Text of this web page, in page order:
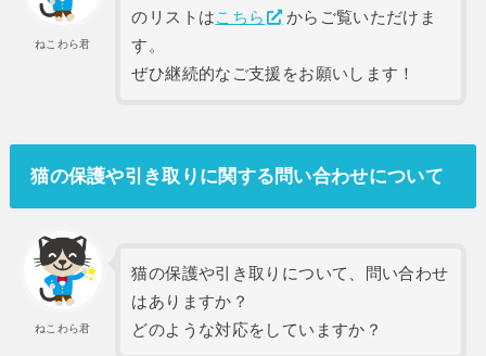
ねこわら君
のリストはこちら
からご覧いただけま
す。
ぜひ継続的なご支援をお願いします！
猫の保護や引き取りに関する問い合わせについて
ねこわら君
猫の保護や引き取りについて、問い合わせ
はありますか？
どのような対応をしていますか？